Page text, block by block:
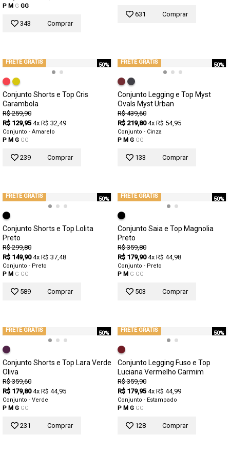
P M G GG
343 Comprar
631 Comprar
50%
FRETE GRÁTIS
Conjunto Shorts e Top Cris
Carambola
R$ 259,90
R$ 129,95 4x R$ 32,49
Conjunto - Amarelo
P M G GG
239 Comprar
50%
FRETE GRÁTIS
Conjunto Legging e Top Myst
Ovals Myst Urban
R$ 439,60
R$ 219,80 4x R$ 54,95
Conjunto - Cinza
P M G GG
133 Comprar
50%
FRETE GRÁTIS
Conjunto Shorts e Top Lolita
Preto
R$ 299,80
R$ 149,90 4x R$ 37,48
Conjunto - Preto
P M G GG
589 Comprar
50%
FRETE GRÁTIS
Conjunto Saia e Top Magnolia
Preto
R$ 359,80
R$ 179,90 4x R$ 44,98
Conjunto - Preto
P M G GG
503 Comprar
50%
FRETE GRÁTIS
Conjunto Shorts e Top Lara Verde
Oliva
R$ 359,60
R$ 179,80 4x R$ 44,95
Conjunto - Verde
P M G GG
231 Comprar
50%
FRETE GRÁTIS
Conjunto Legging Fuso e Top
Luciana Vermelho Carmim
R$ 359,90
R$ 179,95 4x R$ 44,99
Conjunto - Estampado
P M G GG
128 Comprar